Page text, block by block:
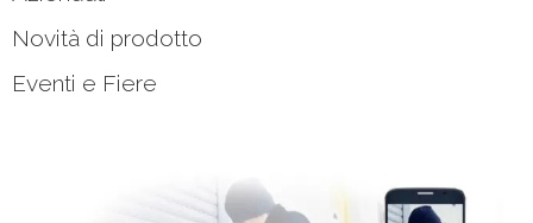
Novità di prodotto
Eventi e Fiere